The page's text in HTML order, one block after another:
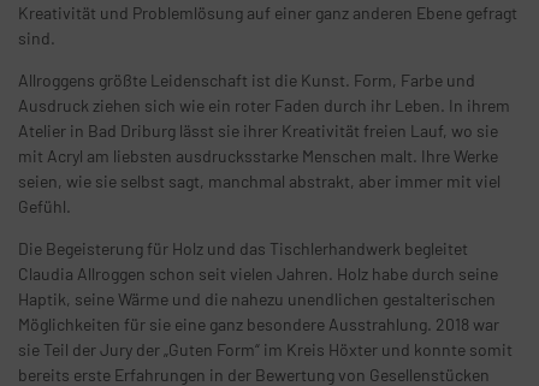
Kreativität und Problemlösung auf einer ganz anderen Ebene gefragt
sind.
Allroggens größte Leidenschaft ist die Kunst. Form, Farbe und
Ausdruck ziehen sich wie ein roter Faden durch ihr Leben. In ihrem
Atelier in Bad Driburg lässt sie ihrer Kreativität freien Lauf, wo sie
mit Acryl am liebsten ausdrucksstarke Menschen malt. Ihre Werke
seien, wie sie selbst sagt, manchmal abstrakt, aber immer mit viel
Gefühl.
Die Begeisterung für Holz und das Tischlerhandwerk begleitet
Claudia Allroggen schon seit vielen Jahren. Holz habe durch seine
Haptik, seine Wärme und die nahezu unendlichen gestalterischen
Möglichkeiten für sie eine ganz besondere Ausstrahlung. 2018 war
sie Teil der Jury der „Guten Form“ im Kreis Höxter und konnte somit
bereits erste Erfahrungen in der Bewertung von Gesellenstücken